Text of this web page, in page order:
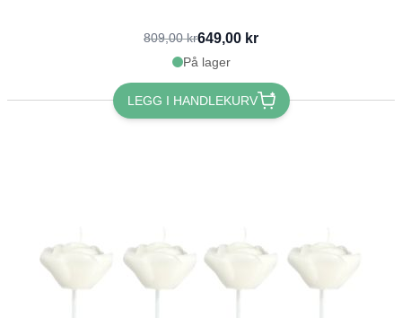
809,00 kr649,00 kr
På lager
LEGG I HANDLEKURV